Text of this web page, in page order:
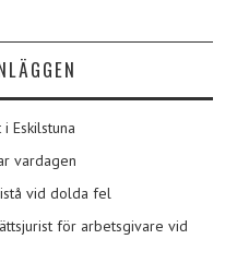
Eskilstuna
vardagen
vid dolda fel
för arbetsgivare vid